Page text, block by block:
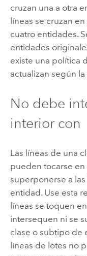
cruzan una a otra
líneas se cruzan
cuatro entidades.
entidades
existe una política
actualizan según la
No debe
interior con
Las líneas de una
pueden tocarse
superponerse a
entidad. Use esta
líneas se toquen
intersequen ni se
clase o subtipo de
líneas de lotes no